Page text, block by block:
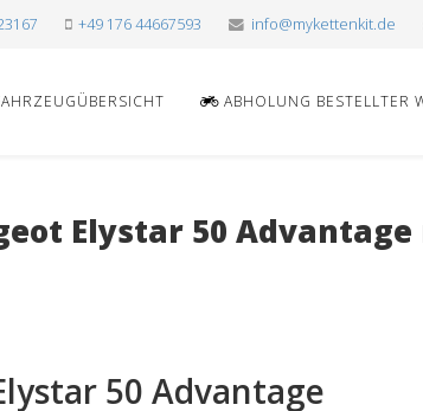
+49 176 44667593 info@mykettenkit.de
ABHOLUNG BESTELLTER
Elystar 50
50 Advantage